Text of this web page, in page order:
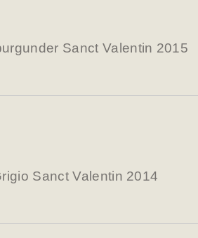
Sanct Valentin 2015
Sanct Valentin 2014